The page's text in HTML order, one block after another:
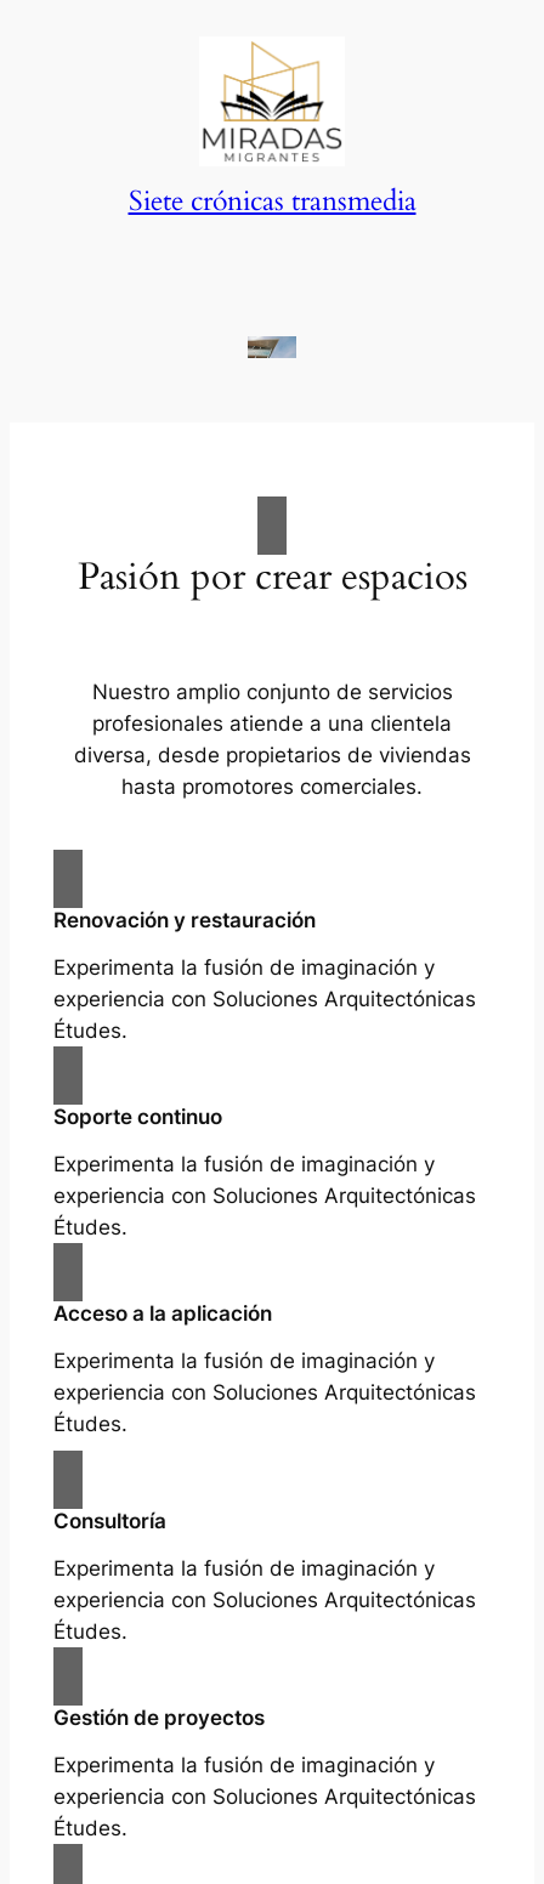
Siete crónicas transmedia
Pasión por crear espacios
Nuestro amplio conjunto de servicios
profesionales atiende a una clientela
diversa, desde propietarios de viviendas
hasta promotores comerciales.
Renovación y restauración
Experimenta la fusión de imaginación y
experiencia con Soluciones Arquitectónicas
Études.
Soporte continuo
Experimenta la fusión de imaginación y
experiencia con Soluciones Arquitectónicas
Études.
Acceso a la aplicación
Experimenta la fusión de imaginación y
experiencia con Soluciones Arquitectónicas
Études.
Consultoría
Experimenta la fusión de imaginación y
experiencia con Soluciones Arquitectónicas
Études.
Gestión de proyectos
Experimenta la fusión de imaginación y
experiencia con Soluciones Arquitectónicas
Études.